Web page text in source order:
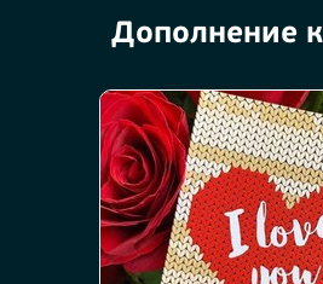
Дополнение